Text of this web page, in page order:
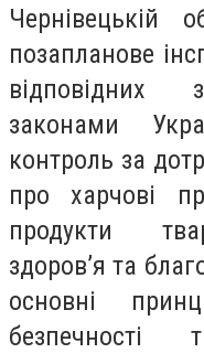
Чернівецькій
позапланове
відповідних
законами
контроль за
про харчові
продукти
здоров’я та
основні
безпечності